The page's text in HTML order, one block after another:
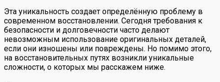
Эта уникальность создает определённую проблему в
современном восстановлении. Сегодня требования к
безопасности и долговечности часто делают
невозможным использование оригинальных деталей,
если они изношены или повреждены. Но помимо этого,
на восстановительных путях возникли уникальные
сложности, о которых мы расскажем ниже.